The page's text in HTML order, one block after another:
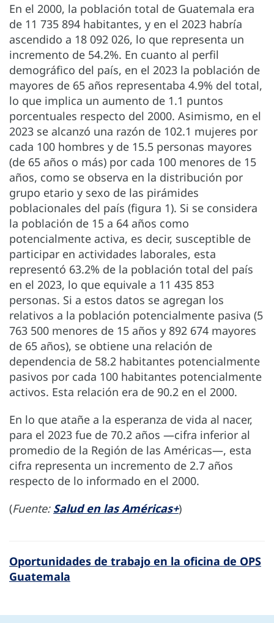
En el 2000, la población total de Guatemala era
de 11 735 894 habitantes, y en el 2023 habría
ascendido a 18 092 026, lo que representa un
incremento de 54.2%. En cuanto al perfil
demográfico del país, en el 2023 la población de
mayores de 65 años representaba 4.9% del total,
lo que implica un aumento de 1.1 puntos
porcentuales respecto del 2000. Asimismo, en el
2023 se alcanzó una razón de 102.1 mujeres por
cada 100 hombres y de 15.5 personas mayores
(de 65 años o más) por cada 100 menores de 15
años, como se observa en la distribución por
grupo etario y sexo de las pirámides
poblacionales del país (figura 1). Si se considera
la población de 15 a 64 años como
potencialmente activa, es decir, susceptible de
participar en actividades laborales, esta
representó 63.2% de la población total del país
en el 2023, lo que equivale a 11 435 853
personas. Si a estos datos se agregan los
relativos a la población potencialmente pasiva (5
763 500 menores de 15 años y 892 674 mayores
de 65 años), se obtiene una relación de
dependencia de 58.2 habitantes potencialmente
pasivos por cada 100 habitantes potencialmente
activos. Esta relación era de 90.2 en el 2000.
En lo que atañe a la esperanza de vida al nacer,
para el 2023 fue de 70.2 años —cifra inferior al
promedio de la Región de las Américas—, esta
cifra representa un incremento de 2.7 años
respecto de lo informado en el 2000.
(Fuente: Salud en las Américas+)
Oportunidades de trabajo en la oficina de OPS
Guatemala